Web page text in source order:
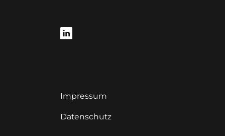
Impressum
Datenschutz